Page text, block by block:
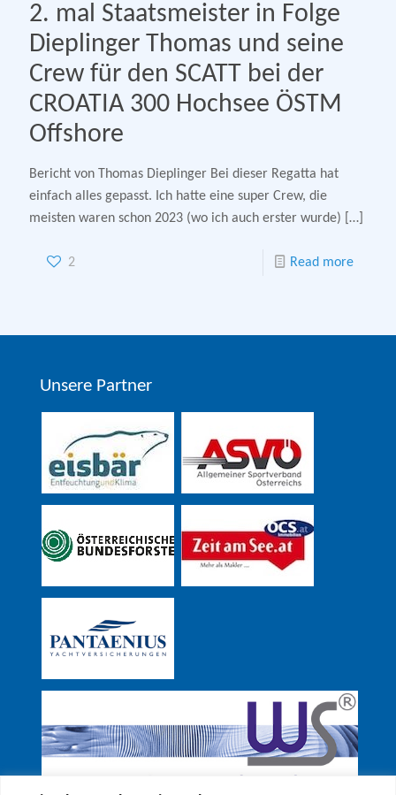
2. mal Staatsmeister in Folge
Dieplinger Thomas und seine
Crew für den SCATT bei der
CROATIA 300 Hochsee ÖSTM
Offshore
Bericht von Thomas Dieplinger Bei dieser Regatta hat
einfach alles gepasst. Ich hatte eine super Crew, die
meisten waren schon 2023 (wo ich auch erster wurde) […]
2 Read more
Unsere Partner